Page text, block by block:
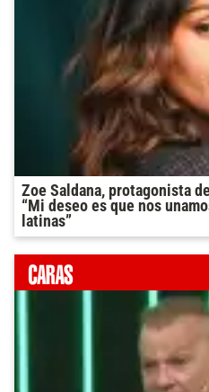
Zoe Saldana, protagonista
“Mi deseo es que nos
latinas”